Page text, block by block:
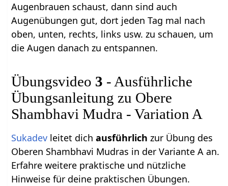
Augenbrauen schaust, dann sind auch
Augenübungen gut, dort jeden Tag mal nach
oben, unten, rechts, links usw. zu schauen, um
die Augen danach zu entspannen.
Übungsvideo 3 - Ausführliche
Übungsanleitung zu Obere
Shambhavi Mudra - Variation A
Sukadev leitet dichausführlich zur Übung des
Oberen Shambhavi Mudras in der Variante A an.
Erfahre weitere praktische und nützliche
Hinweise für deine praktischen Übungen.